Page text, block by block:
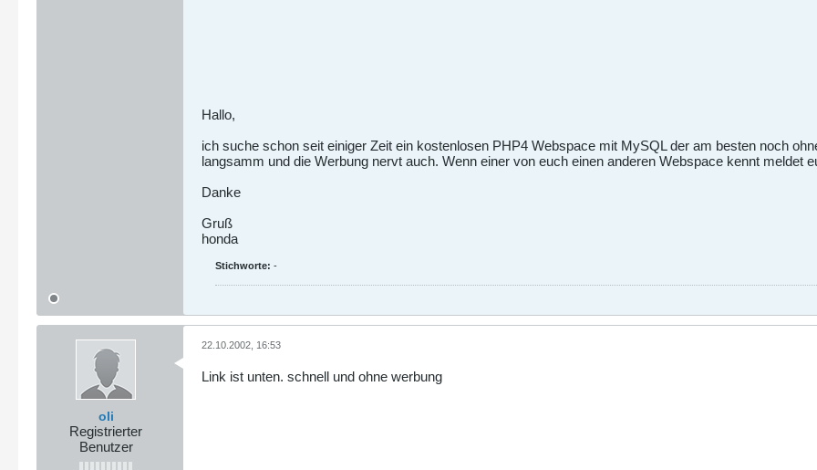
Hallo,
ich suche schon seit einiger Zeit ein kostenlosen PHP4 Webspace mit MySQL der am besten noch
langsamm und die Werbung nervt auch. Wenn einer von euch einen anderen Webspace kennt meldet
Danke
Gruß
honda
Stichworte: -
oli
Registrierter
Benutzer
22.10.2002, 16:53
Link ist unten. schnell und ohne werbung